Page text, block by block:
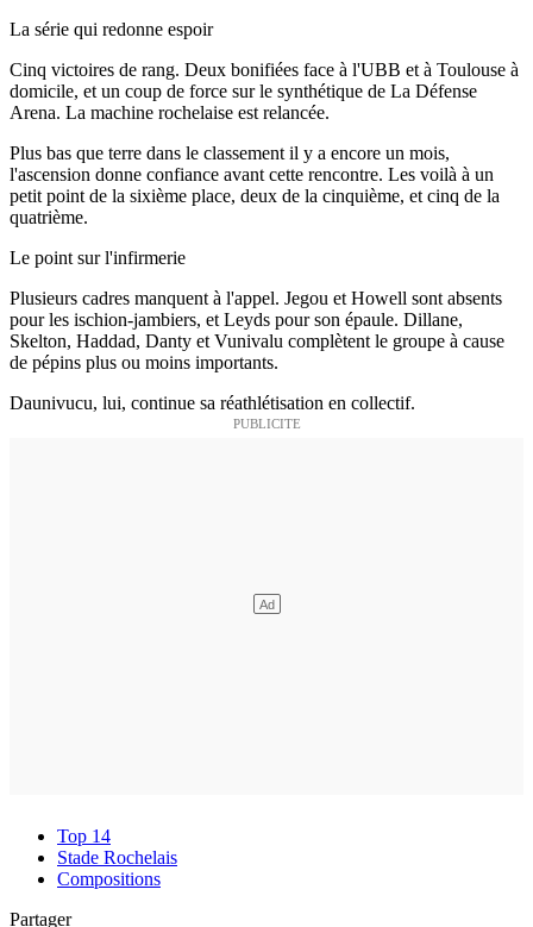
La série qui redonne espoir
Cinq victoires de rang. Deux bonifiées face à l'UBB et à Toulouse à
domicile, et un coup de force sur le synthétique de La Défense
Arena. La machine rochelaise est relancée.
Plus bas que terre dans le classement il y a encore un mois,
l'ascension donne confiance avant cette rencontre. Les voilà à un
petit point de la sixième place, deux de la cinquième, et cinq de la
quatrième.
Le point sur l'infirmerie
Plusieurs cadres manquent à l'appel. Jegou et Howell sont absents
pour les ischion-jambiers, et Leyds pour son épaule. Dillane,
Skelton, Haddad, Danty et Vunivalu complètent le groupe à cause
de pépins plus ou moins importants.
Daunivucu, lui, continue sa réathlétisation en collectif.
Top 14
Stade Rochelais
Compositions
Partager